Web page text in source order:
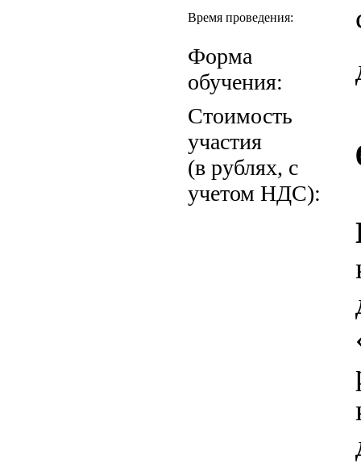
Время проведения:
Форма
обучения:
Стоимость
участия
(в рублях, с
учетом НДС):